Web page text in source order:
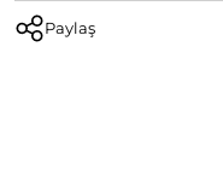
Paylaş